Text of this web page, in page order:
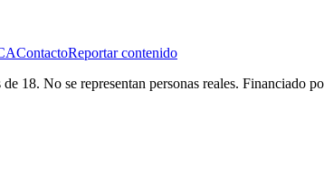
ContactoReportar contenido
18. No se representan personas reales.